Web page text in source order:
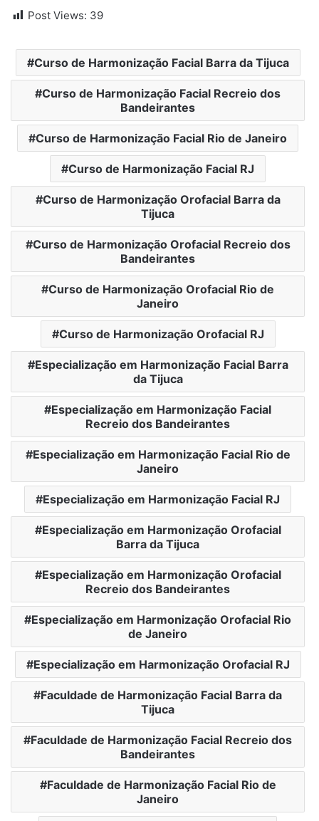
Post Views: 39
Curso de Harmonização Facial Barra da Tijuca
Curso de Harmonização Facial Recreio dos
Bandeirantes
Curso de Harmonização Facial Rio de Janeiro
Curso de Harmonização Facial RJ
Curso de Harmonização Orofacial Barra da
Tijuca
Curso de Harmonização Orofacial Recreio dos
Bandeirantes
Curso de Harmonização Orofacial Rio de
Janeiro
Curso de Harmonização Orofacial RJ
Especialização em Harmonização Facial Barra
da Tijuca
Especialização em Harmonização Facial
Recreio dos Bandeirantes
Especialização em Harmonização Facial Rio de
Janeiro
Especialização em Harmonização Facial RJ
Especialização em Harmonização Orofacial
Barra da Tijuca
Especialização em Harmonização Orofacial
Recreio dos Bandeirantes
Especialização em Harmonização Orofacial Rio
de Janeiro
Especialização em Harmonização Orofacial RJ
Faculdade de Harmonização Facial Barra da
Tijuca
Faculdade de Harmonização Facial Recreio dos
Bandeirantes
Faculdade de Harmonização Facial Rio de
Janeiro